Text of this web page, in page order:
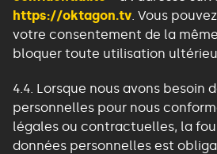
https://oktagon.tv. Vous
votre consentement de la
bloquer toute utilisation
4.4. Lorsque nous avons besoin
personnelles pour nous
légales ou contractuelles, la
données personnelles est